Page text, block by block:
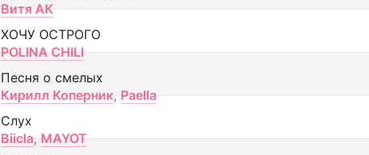
Витя АК
ХОЧУ ОСТРОГО
POLINA CHILI
Песня о смелых
Кирилл Коперник, Paella
Слух
Biicla, MAYOT